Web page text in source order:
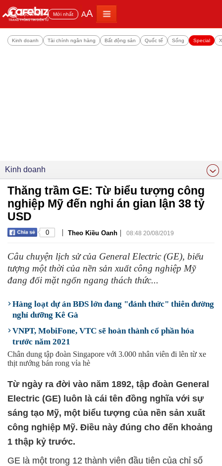
Đọc nhiều Mới nhất AA
Kinh doanh Tài chính ngân hàng Bất động sản Quốc tế Sống Special
Kinh doanh
Thăng trầm GE: Từ biểu tượng công
nghiệp Mỹ đến nghi án gian lận 38 tỷ
USD
0 | Theo Kiều Oanh | 08:48 20/08/2019
Câu chuyện lịch sử của General Electric (GE), biểu
tượng một thời của nền sản xuất công nghiệp Mỹ
đang đối mặt ngổn ngang thách thức...
Hàng loạt dự án BĐS lớn đang "đánh thức" thiên đường
nghỉ dưỡng Kê Gà
VNPT, MobiFone, VTC sẽ hoàn thành cổ phần hóa
trước năm 2021
Chân dung tập đoàn Singapore với 3.000 nhân viên đi lên từ xe
thịt nướng bán rong vỉa hè
Từ ngày ra đời vào năm 1892, tập đoàn General
Electric (GE) luôn là cái tên đồng nghĩa với sự
sáng tạo Mỹ, một biểu tượng của nền sản xuất
công nghiệp Mỹ. Điều này đúng cho đến khoảng
1 thập kỷ trước.
GE là một trong 12 thành viên đầu tiên của chỉ số